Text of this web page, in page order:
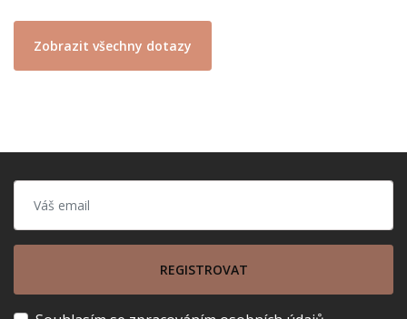
Zobrazit všechny dotazy
REGISTROVAT